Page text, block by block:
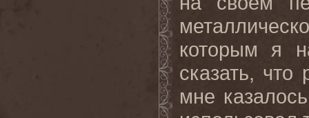
которым я
сказать, что
мне